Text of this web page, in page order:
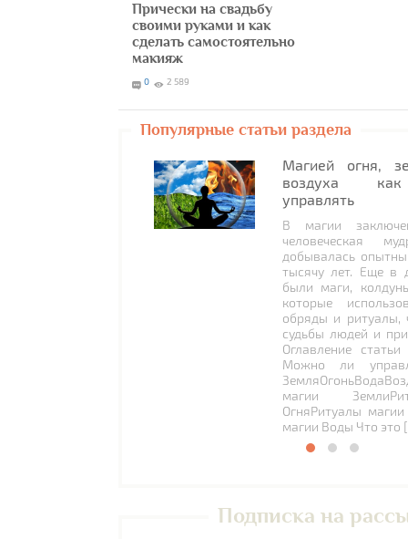
Прически на свадьбу
своими руками и как
сделать самостоятельно
макияж
0 2 589
Популярные статьи раздела
Магией огня,
воздуха
управлять
В магии
человеческая
добывалась
тысячу лет. Еще в
были маги,
которые
обряды и ритуалы,
судьбы людей и
Оглавление
Можно ли
магии
ОгняРитуалы
магии Воды Что это
Подписка на